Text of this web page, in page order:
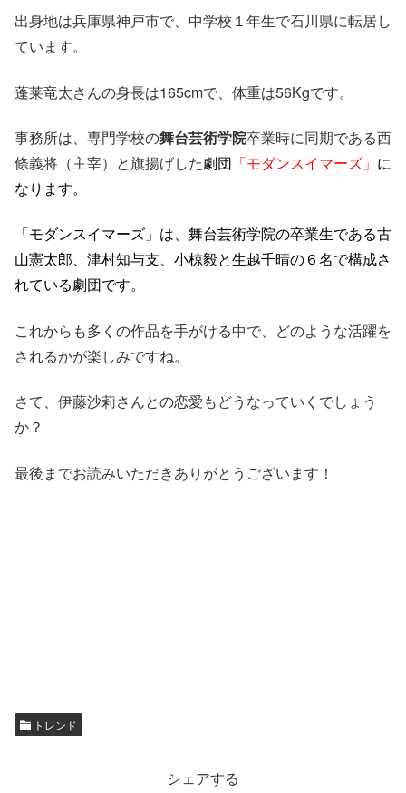
出身地は兵庫県神戸市で、中学校１年生で石川県に転居し
ています。
蓬莱竜太さんの身長は165cmで、体重は56Kgです。
事務所は、専門学校の舞台芸術学院卒業時に同期である西
條義将（主宰）と旗揚げした劇団 「モダンスイマーズ」 に
なります。
「モダンスイマーズ」は、舞台芸術学院の卒業生である古
山憲太郎、津村知与支、小椋毅と生越千晴の６名で構成さ
れている劇団です。
これからも多くの作品を手がける中で、どのような活躍を
されるかが楽しみですね。
さて、伊藤沙莉さんとの恋愛もどうなっていくでしょう
か？
最後までお読みいただきありがとうございます！
トレンド
シェアする